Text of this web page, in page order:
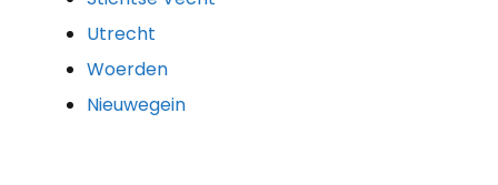
Utrecht
Woerden
Nieuwegein